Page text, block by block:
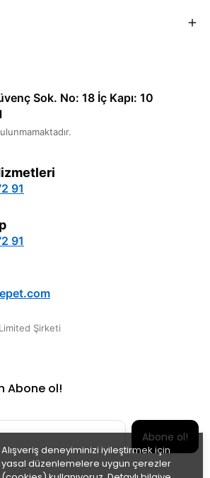
Alışveriş deneyiminizi iyileştirmek için
yasal düzenlemelere uygun çerezler
Sok. No: 18 İç Kapı: 10
91
91
Şirketi
Abone ol!
Abone ol!